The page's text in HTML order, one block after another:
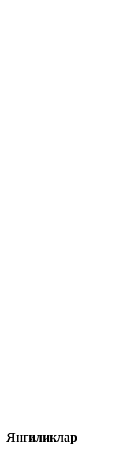
Янгиликлар